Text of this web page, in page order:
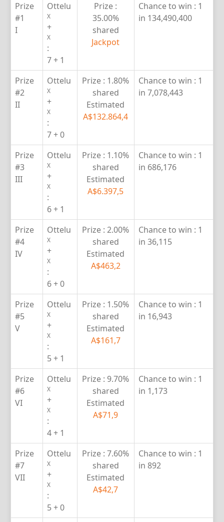
Prize
#1
I
Ottelu
X
+
X
:
7 + 1
Prize :
35.00%
shared
Jackpot
Chance to win : 1
in 134,490,400
Prize
#2
II
Ottelu
X
+
X
:
7 + 0
Prize : 1.80%
shared
Estimated
A$132.864,4
Chance to win : 1
in 7,078,443
Prize
#3
III
Ottelu
X
+
X
:
6 + 1
Prize : 1.10%
shared
Estimated
A$6.397,5
Chance to win : 1
in 686,176
Prize
#4
IV
Ottelu
X
+
X
:
6 + 0
Prize : 2.00%
shared
Estimated
A$463,2
Chance to win : 1
in 36,115
Prize
#5
V
Ottelu
X
+
X
:
5 + 1
Prize : 1.50%
shared
Estimated
A$161,7
Chance to win : 1
in 16,943
Prize
#6
VI
Ottelu
X
+
X
:
4 + 1
Prize : 9.70%
shared
Estimated
A$71,9
Chance to win : 1
in 1,173
Prize
#7
VII
Ottelu
X
+
X
:
5 + 0
Prize : 7.60%
shared
Estimated
A$42,7
Chance to win : 1
in 892